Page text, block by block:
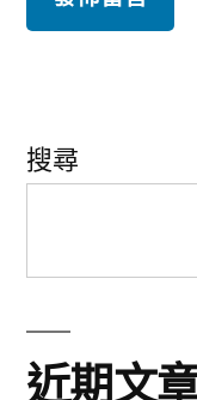
搜尋
近期文